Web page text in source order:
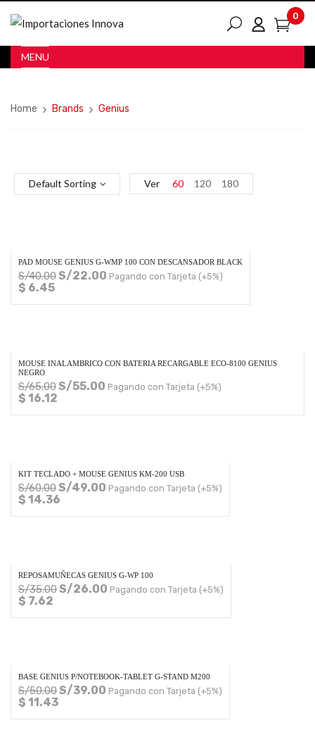
0
MENU
Home Brands Genius
Default Sorting Ver 60 120 180
PAD MOUSE GENIUS G-WMP 100 CON DESCANSADOR BLACK
S/40.00S/22.00 Pagando con Tarjeta (+5%)
$ 6.45
MOUSE INALAMBRICO CON BATERIA RECARGABLE ECO-8100 GENIUS
NEGRO
S/65.00S/55.00 Pagando con Tarjeta (+5%)
$ 16.12
KIT TECLADO + MOUSE GENIUS KM-200 USB
S/60.00S/49.00 Pagando con Tarjeta (+5%)
$ 14.36
REPOSAMUÑECAS GENIUS G-WP 100
S/35.00S/26.00 Pagando con Tarjeta (+5%)
$ 7.62
BASE GENIUS P/NOTEBOOK-TABLET G-STAND M200
S/50.00S/39.00 Pagando con Tarjeta (+5%)
$ 11.43